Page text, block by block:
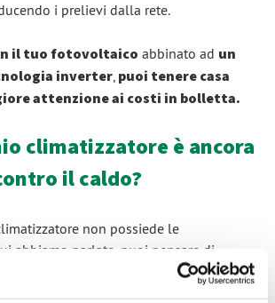
i prelievi dalla rete.
il tuo fotovoltaico abbinato ad un
inverter, puoi tenere casa
attenzione ai costi in bolletta.
climatizzatore è ancora
il caldo?
non possiede le
abbiamo parlato, puoi pensare di
uno nuovo quest'estate.